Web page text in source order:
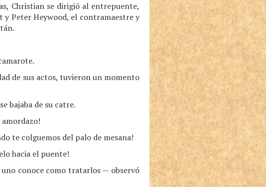
Christian se dirigió al entrepuente,
y Peter Heywood, el contramaestre y
de sus actos, tuvieron un momento
bajaba de su catre.
te colguemos del palo de mesana!
hacia el puente!
conoce como tratarlos — observó